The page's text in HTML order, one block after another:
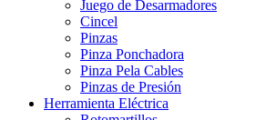
Juego de Desarmadores
Cincel
Pinzas
Pinza Ponchadora
Pinza Pela Cables
Pinzas de Presión
Herramienta Eléctrica